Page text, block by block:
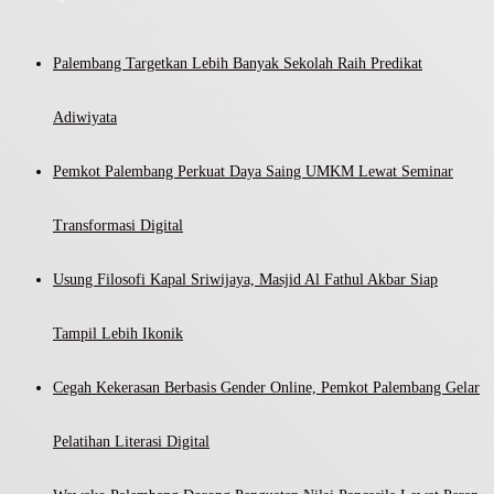
Palembang Targetkan Lebih Banyak Sekolah Raih Predikat
Adiwiyata
Pemkot Palembang Perkuat Daya Saing UMKM Lewat Seminar
Transformasi Digital
Usung Filosofi Kapal Sriwijaya, Masjid Al Fathul Akbar Siap
Tampil Lebih Ikonik
Cegah Kekerasan Berbasis Gender Online, Pemkot Palembang Gelar
Pelatihan Literasi Digital